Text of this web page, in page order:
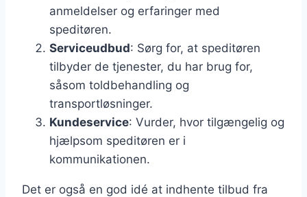
anmeldelser og erfaringer med
speditøren.
Serviceudbud: Sørg for, at speditøren
tilbyder de tjenester, du har brug for,
såsom toldbehandling og
transportløsninger.
Kundeservice: Vurder, hvor tilgængelig og
hjælpsom speditøren er i
kommunikationen.
Det er også en god idé at indhente tilbud fra